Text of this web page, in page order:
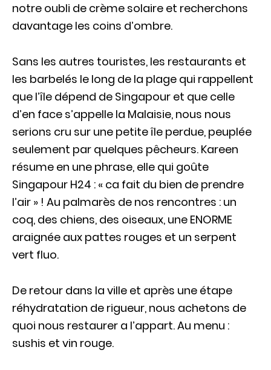
notre oubli de crème solaire et recherchons
davantage les coins d’ombre.
Sans les autres touristes, les restaurants et
les barbelés le long de la plage qui rappellent
que l’île dépend de Singapour et que celle
d’en face s’appelle la Malaisie, nous nous
serions cru sur une petite île perdue, peuplée
seulement par quelques pêcheurs. Kareen
résume en une phrase, elle qui goûte
Singapour H24 : « ca fait du bien de prendre
l’air » ! Au palmarès de nos rencontres : un
coq, des chiens, des oiseaux, une ENORME
araignée aux pattes rouges et un serpent
vert fluo.
De retour dans la ville et après une étape
réhydratation de rigueur, nous achetons de
quoi nous restaurer a l’appart. Au menu :
sushis et vin rouge.